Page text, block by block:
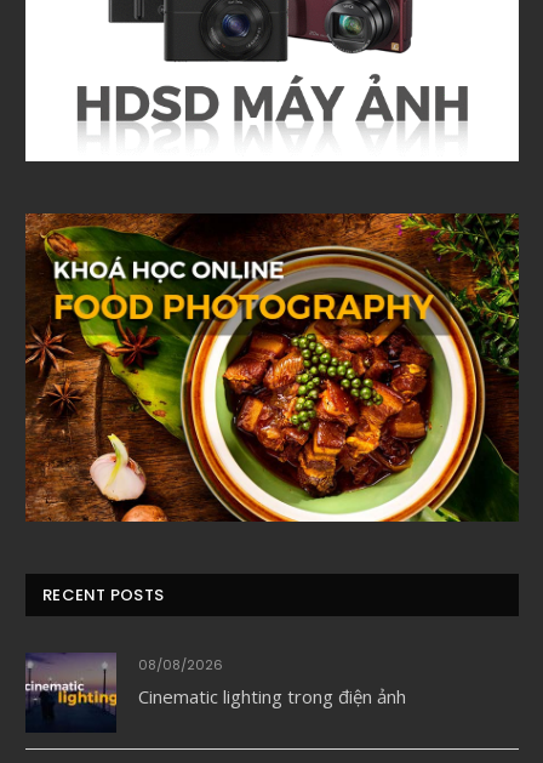
RECENT POSTS
08/08/2026
Cinematic lighting trong điện ảnh